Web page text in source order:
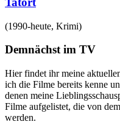
(1990-heute, Krimi)
Demnächst im TV
Hier findet ihr meine
ich die Filme bereits kenne
denen meine
Filme aufgelistet, die von
werden.